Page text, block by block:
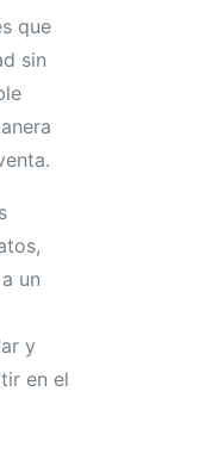
que
sin
un
y
en el